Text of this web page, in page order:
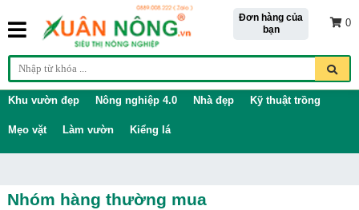
Đơn hàng của
bạn
0
Khu vườn đẹp Nông nghiệp 4.0 Nhà đẹp Kỹ thuật trồng
Mẹo vặt Làm vườn Kiểng lá
Nhóm hàng thường mua